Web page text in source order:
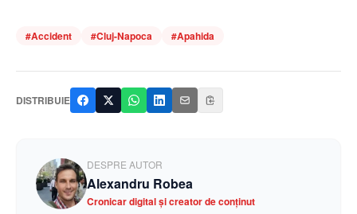
#Accident #Cluj-Napoca #Apahida
DISTRIBUIE
DESPRE AUTOR
Alexandru Robea
Cronicar digital și creator de conținut